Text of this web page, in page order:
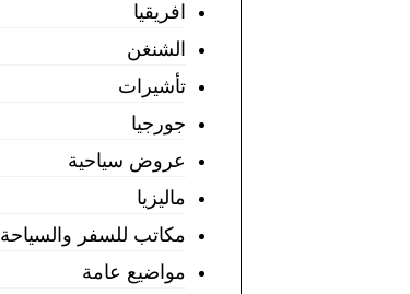
افريقيا
الشنغن
تأشيرات
جورجيا
عروض سياحية
ماليزيا
مكاتب للسفر والسياحة
مواضيع عامة